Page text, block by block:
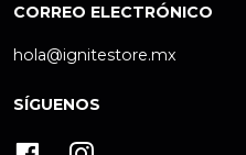
CORREO ELECTRÓNICO
hola@ignitestore.mx
SÍGUENOS